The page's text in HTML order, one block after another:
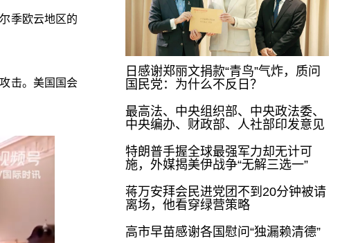
季欧云地区的
击。美国国会
日感谢郑丽文捐款“青鸟”气炸，质问
国民党：为什么不反日？
最高法、中央组织部、中央政法委、
中央编办、财政部、人社部印发意见
特朗普手握全球最强军力却无计可
施，外媒揭美伊战争“无解三选一”
蒋万安拜会民进党团不到20分钟被请
离场，他看穿绿营策略
高市早苗感谢各国慰问“独漏赖清德”